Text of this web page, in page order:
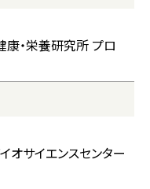
・栄養研究所 プロ
サイエンスセンター